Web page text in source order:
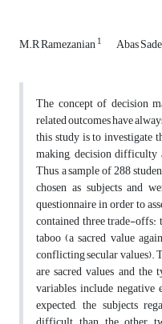
M.R Ramezanian1 Abas
The concept of decision
related outcomes have
this study is to investigate
making, decision difficulty
Thus, a sample of 288
chosen as subjects and
questionnaire in order to
contained three trade-
taboo (a sacred value
conflicting secular values).
are sacred values and
variables include
expected, the subjects